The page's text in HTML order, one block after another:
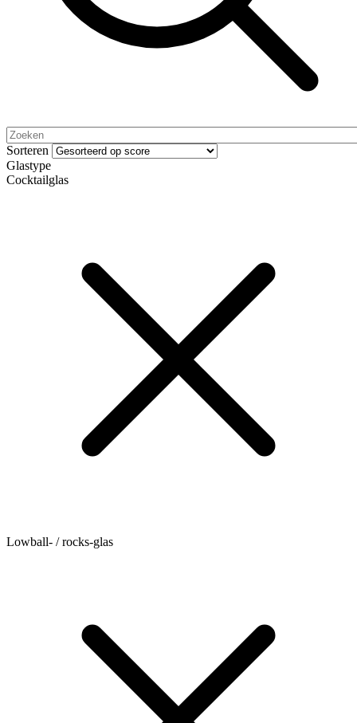
Sorteren
Glastype
Cocktailglas
Lowball- / rocks-glas